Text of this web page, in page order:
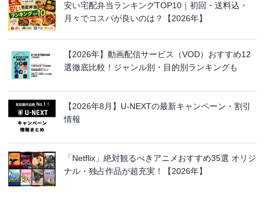
安い宅配弁当ランキングTOP10｜初回・送料込・
月々でコスパが良いのは？【2026年】
【2026年】動画配信サービス（VOD）おすすめ12
選徹底比較！ジャンル別・目的別ランキングも
【2026年8月】U-NEXTの最新キャンペーン・割引
情報
「Netflix」絶対観るべきアニメおすすめ35選 オリジ
ナル・独占作品が超充実！【2026年】